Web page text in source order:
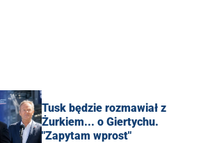
Tusk będzie rozmawiał z
Żurkiem... o Giertychu.
"Zapytam wprost"